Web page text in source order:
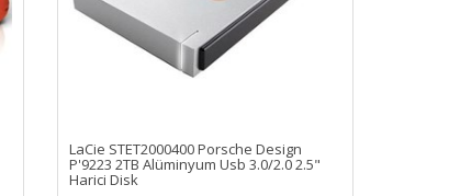
LaCie STET2000400 Porsche Design
P'9223 2TB Alüminyum Usb 3.0/2.0 2.5"
Harici Disk